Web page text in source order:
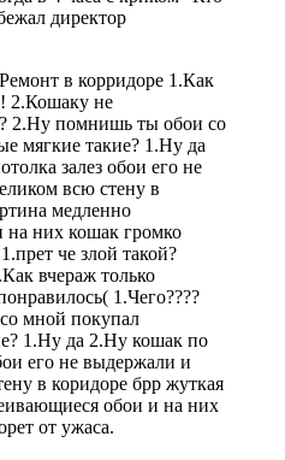
директор
в корридоре 1.Как
2.Кошаку не
2.Ну помнишь ты обои со
мягкие такие? 1.Ну да
залез обои его не
всю стену в
медленно
на них кошак громко
че злой такой?
вчераж только
1.Чего????
мной покупал
1.Ну да 2.Ну кошак по
его не выдержали и
в коридоре брр жуткая
обои и на них
от ужаса.